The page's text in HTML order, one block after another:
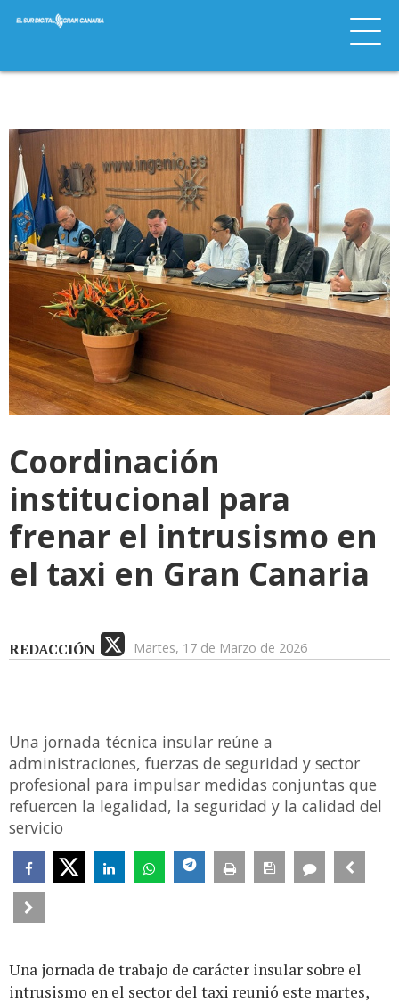
Coordinación
institucional para
frenar el intrusismo en
el taxi en Gran Canaria
REDACCIÓN Martes, 17 de Marzo de 2026
Una jornada técnica insular reúne a
administraciones, fuerzas de seguridad y sector
profesional para impulsar medidas conjuntas que
refuercen la legalidad, la seguridad y la calidad del
servicio
Una jornada de trabajo de carácter insular sobre el
intrusismo en el sector del taxi reunió este martes,